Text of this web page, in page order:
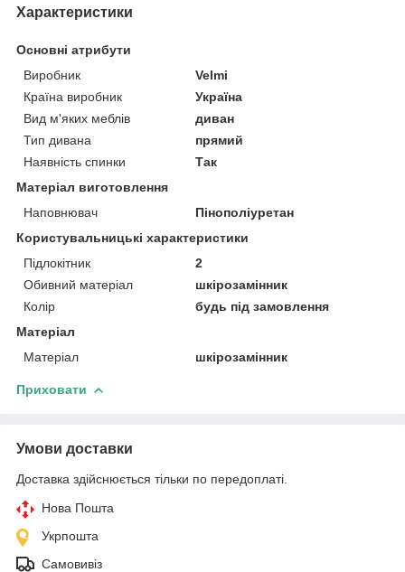
Характеристики
Основні атрибути
Виробник
Velmi
Країна виробник
Україна
Вид м'яких меблів
диван
Тип дивана
прямий
Наявність спинки
Так
Матеріал виготовлення
Наповнювач
Пінополіуретан
Користувальницькі характеристики
Підлокітник
2
Обивний матеріал
шкірозамінник
Колір
будь під замовлення
Матеріал
Матеріал
шкірозамінник
Приховати
Умови доставки
Доставка здійснюється тільки по передоплаті.
Нова Пошта
Укрпошта
Самовивіз